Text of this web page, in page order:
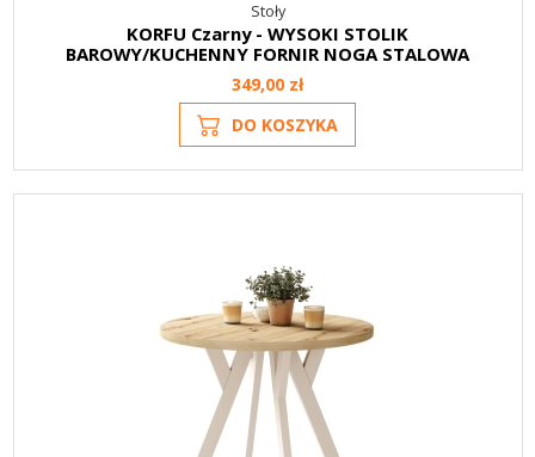
Stoły
KORFU Czarny - WYSOKI STOLIK
BAROWY/KUCHENNY FORNIR NOGA STALOWA
349,00 zł
DO KOSZYKA